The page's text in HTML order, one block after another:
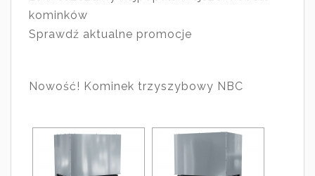
kominków
Sprawdź aktualne promocje
Nowość! Kominek trzyszybowy NBC